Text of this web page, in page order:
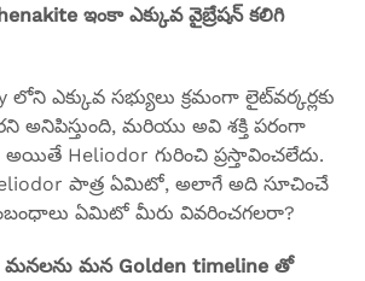
ఇంకా ఎక్కువ వైబ్రేషన్ కలిగి
లోని ఎక్కువ సభ్యులు క్రమంగా లైట్‌వర్కర్లకు
మరియు అవి శక్తి పరంగా
Heliodor గురించి ప్రస్తావించలేదు.
పాత్ర ఏమిటో, అలాగే అది సూచించే
ఏమిటో మీరు వివరించగలరా?
మనలను మన Golden timeline తో